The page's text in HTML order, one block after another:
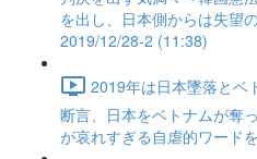
を出し、日本側からは失望
2019/12/28-2 (11:38)
2019年は日本墜落とベ
断言、日本をベトナムが奪
が哀れすぎる自虐的ワード